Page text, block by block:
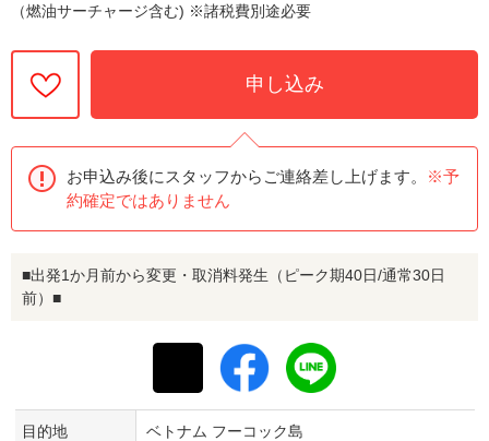
（燃油サーチャージ含む) ※諸税費別途必要
申し込み
お申込み後にスタッフからご連絡差し上げます。
※予
約確定ではありません
■出発1か月前から変更・取消料発生（ピーク期40日/通常30日
前）■
目的地 ベトナム フーコック島